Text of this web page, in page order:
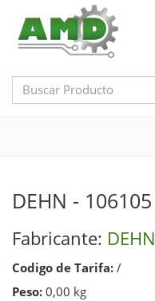
Search
Bar
DEHN - 106105
Fabricante: DEHN
Codigo de Tarifa: /
Peso: 0,00 kg